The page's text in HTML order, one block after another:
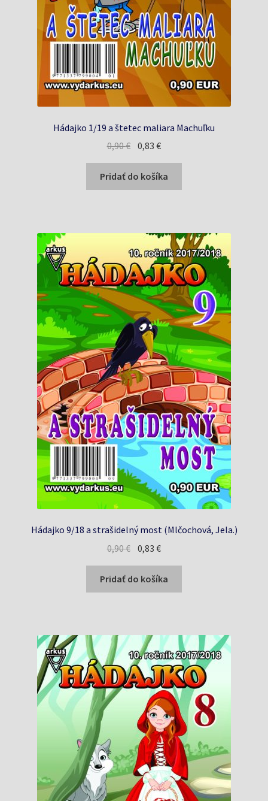
Hádajko 1/19 a štetec maliara Machuľku
0,90€ Pôvodná
cena
bola:
0,90 €.
0,83€Aktuálna
cena
je:
0,83 €.
Pridať do košíka
Hádajko 9/18 a strašidelný most (Mlčochová, Jela.)
0,90€ Pôvodná
cena
bola:
0,90 €.
0,83€Aktuálna
cena
je:
0,83 €.
Pridať do košíka